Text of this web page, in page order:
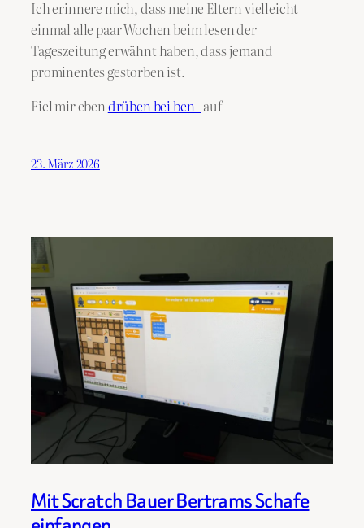
Ich erinnere mich, dass meine Eltern vielleicht
einmal alle paar Wochen beim lesen der
Tageszeitung erwähnt haben, dass jemand
prominentes gestorben ist.
Fiel mir ebendrüben bei ben_ auf
23. März 2026
Mit Scratch Bauer Bertrams Schafe